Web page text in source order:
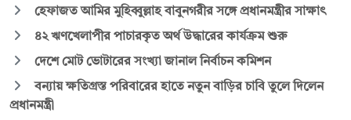
হেফাজত আমির মুহিব্বুল্লাহ বাবুনগরীর সঙ্গে প্রধানমন্ত্রীর সাক্ষাৎ
৪২ ঋণখেলাপীর পাচারকৃত অর্থ উদ্ধারের কার্যক্রম শুরু
দেশে মোট ভোটারের সংখ্যা জানাল নির্বাচন কমিশন
বন্যায় ক্ষতিগ্রস্ত পরিবারের হাতে নতুন বাড়ির চাবি তুলে দিলেন
প্রধানমন্ত্রী